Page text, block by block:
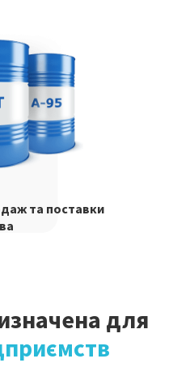
та поставки
для